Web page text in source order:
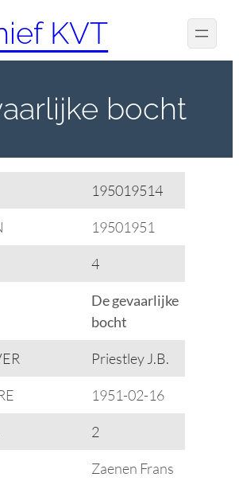
KVT
bocht
195019514
19501951
4
De gevaarlijke
bocht
Priestley J.B.
1951-02-16
2
Zaenen Frans